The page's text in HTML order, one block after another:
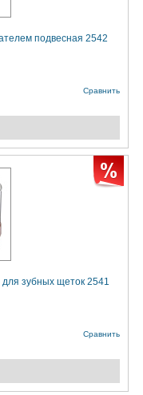
подвесная 2542
Сравнить
для зубных щеток 2541
Сравнить